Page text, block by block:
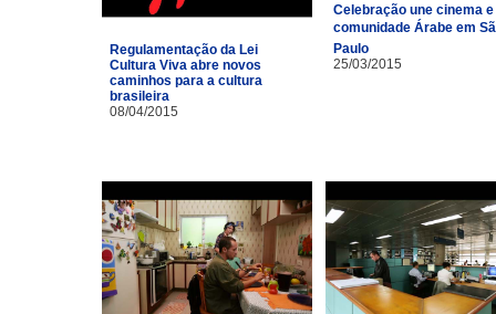
Regulamentação da Lei
Cultura Viva abre novos
caminhos para a cultura
brasileira
08/04/2015
Celebração une cinema e
comunidade Árabe em
Paulo
25/03/2015